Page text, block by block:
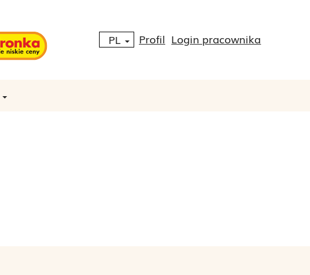
PL Profil Login pracownika